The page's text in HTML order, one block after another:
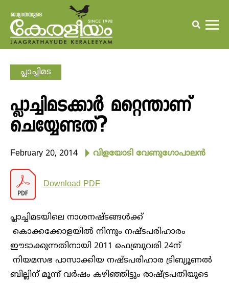
പ്ലാച്ചിമട
പ്ലാച്ചിമടക്കാര്‍ മറ്റെന്താണ്
ചെയ്യേണ്ടത്?
February 20, 2014 വിളയോടി വേണുഗോപാലന്‍
Download PDF
പ്ലാച്ചിമടയിലെ നാശനഷ്ടങ്ങള്‍ക്ക്
കൊക്കക്കോളയില്‍ നിന്നും നഷ്ടപരിഹാരം
ഈടാക്കുന്നതിനായി 2011 ഫെബ്രുവരി 24ന്
നിയമസഭ പാസാക്കിയ നഷ്ടപരിഹാര ട്രിബ്യൂണല്‍
ബില്ലിന് മൂന്ന് വര്‍ഷം കഴിഞ്ഞിട്ടും രാഷ്ട്രപതിയുടെ